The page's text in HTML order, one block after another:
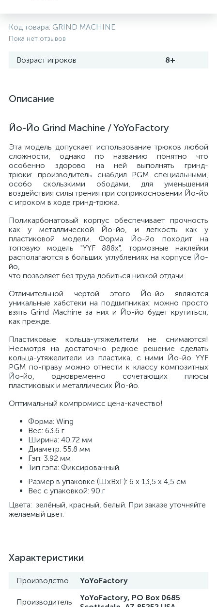
Код товара: GRIND MACHINE
Пока нет отзывов
Возраст игроков 8+
Описание
Йо-Йо Grind Machine / YoYoFactory
Эта модель допускает использование трюков любой
сложности, однако по названию понятно что
особенно здорово на ней выполнять гринд-
трюки: производитель снабдил PGM специальными,
особо скользкими ободами, для уменьшения
воздействия силы трения при соприкосновении Йо-йо
с игроком в ходе гринд-трюка.
Поликарбонатовый корпус обеспечивает прочность
как у металлической Йо-йо, и легкость как у
пластиковой модели. Форма Йо-йо походит на
топовую модель "YYF 888x", тормозные наклейки
располагаются в больших углублениях на корпусе Йо-
йо,
что позволяет без труда добиться низкой отдачи.
Отличительной чертой этого Йо-йо являются
уникальные хабстеки на подшипниках: можно просто
взять Grind Machine за них и Йо-йо будет крутиться,
как прежде.
Пластиковые кольца-утяжелители не снимаются!
Несмотря на достаточно редкое решение сделать
кольца-утяжелители из пластика, с ними Йо-йо YYF
PGM по-праву можно отнести к классу композитных
Йо-йо, одновременно сочетающих плюсы
пластиковых и металличесих Йо-йо.
Оптимальный компромисс цена-качество!
Форма: Wing
Вес: 63.6 г
Ширина: 40.72 мм
Диаметр: 55.8 мм
Гэп: 3.92 мм
Тип гэпа: Фиксированный.
Размер в упаковке (ШхВxГ): 6 х 13,5 х 4,5 cм
Вес с упаковкой: 90 г
Цвета: зелёный, красный, белый. При заказе уточняйте
желаемый цвет.
Характеристики
Производство YoYoFactory
Производитель
YoYoFactory, PO Box 0685